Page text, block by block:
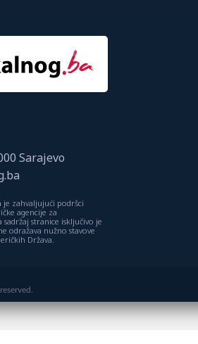
Sarajevo
zahvaljujući podršci
agencije za
stranice isključivo je
odražava nužno stavove
Država.